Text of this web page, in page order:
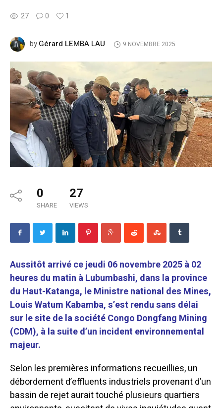
27 0 1
byGérard LEMBA LAU 9 NOVEMBRE 2025
0
SHARE
27
VIEWS
Aussitôt arrivé ce jeudi 06 novembre 2025 à 02
heures du matin à Lubumbashi, dans la province
du Haut-Katanga, le Ministre national des Mines,
Louis Watum Kabamba, s’est rendu sans délai
sur le site de la société Congo Dongfang Mining
(CDM), à la suite d’un incident environnemental
majeur.
Selon les premières informations recueillies, un
débordement d’effluents industriels provenant d’un
bassin de rejet aurait touché plusieurs quartiers